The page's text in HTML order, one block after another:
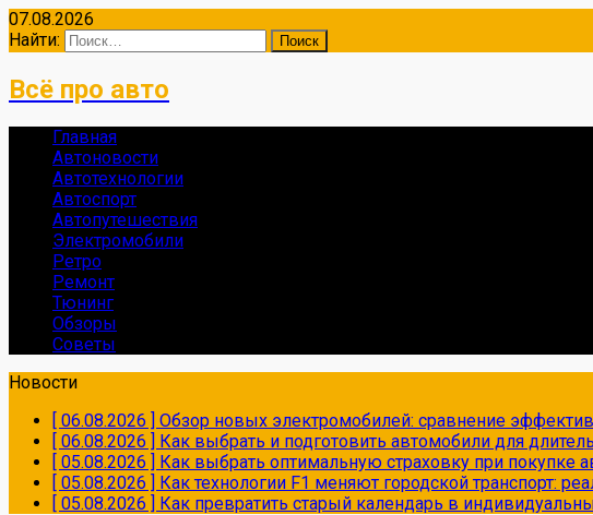
07.08.2026
Найти:
Всё про авто
Главная
Автоновости
Автотехнологии
Автоспорт
Автопутешествия
Электромобили
Ретро
Ремонт
Тюнинг
Обзоры
Советы
Новости
[ 06.08.2026 ] Обзор новых электромобилей: сравнение
[ 06.08.2026 ] Как выбрать и подготовить автомобили для
[ 05.08.2026 ] Как выбрать оптимальную страховку при покупке
[ 05.08.2026 ] Как технологии F1 меняют городской транспорт:
[ 05.08.2026 ] Как превратить старый календарь в